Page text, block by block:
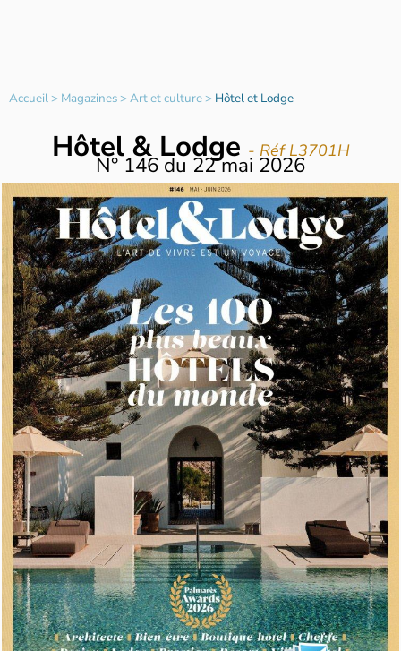
Accueil> Magazines>Art et culture> Hôtel et Lodge
Hôtel & Lodge - Réf L3701H
N°146du22 mai 2026